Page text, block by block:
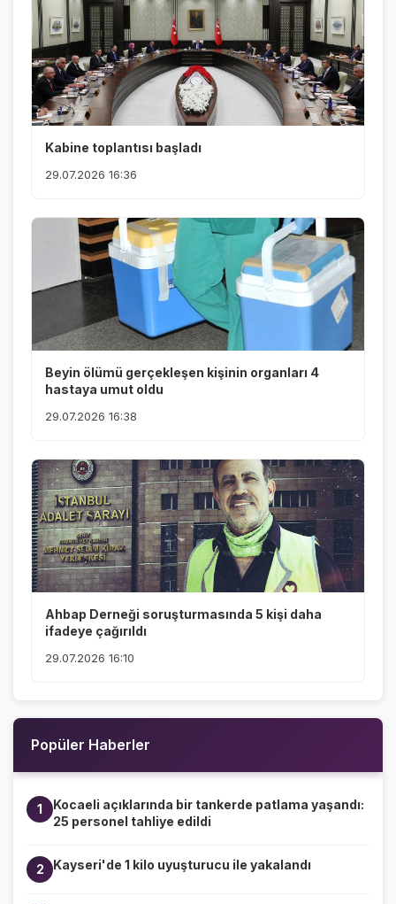
Kabine toplantısı başladı
29.07.2026 16:36
Beyin ölümü gerçekleşen kişinin organları 4
hastaya umut oldu
29.07.2026 16:38
Ahbap Derneği soruşturmasında 5 kişi daha
ifadeye çağırıldı
29.07.2026 16:10
Popüler Haberler
1
Kocaeli açıklarında bir tankerde patlama yaşandı:
25 personel tahliye edildi
2 Kayseri'de 1 kilo uyuşturucu ile yakalandı